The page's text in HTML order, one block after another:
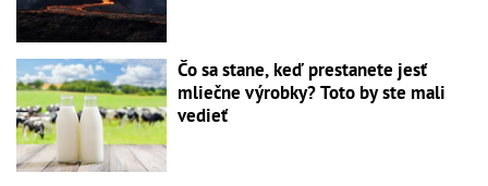
Čo sa stane, keď prestanete jesť
mliečne výrobky? Toto by ste mali
vedieť